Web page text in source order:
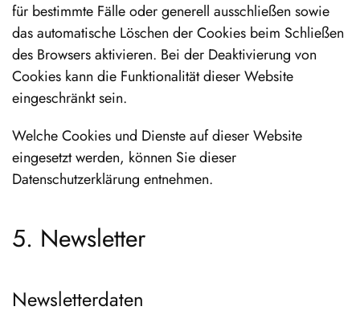
für bestimmte Fälle oder generell ausschließen sowie
das automatische Löschen der Cookies beim Schließen
des Browsers aktivieren. Bei der Deaktivierung von
Cookies kann die Funktionalität dieser Website
eingeschränkt sein.
Welche Cookies und Dienste auf dieser Website
eingesetzt werden, können Sie dieser
Datenschutzerklärung entnehmen.
5. Newsletter
Newsletter­daten